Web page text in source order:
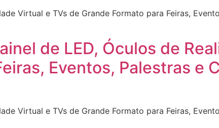
Virtual e TVs de Grande Formato para Feiras,
de LED, Óculos de
Eventos, Palestras e
Virtual e TVs de Grande Formato para Feiras,